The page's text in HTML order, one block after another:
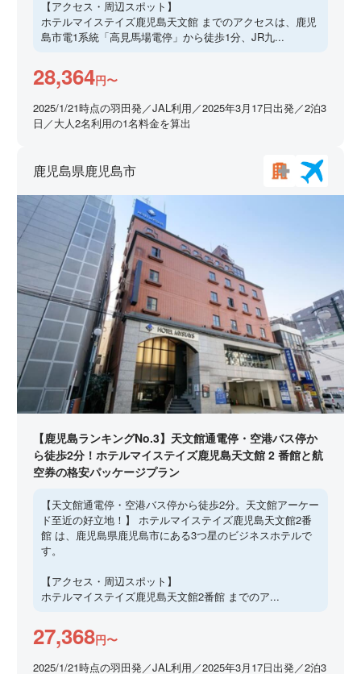
【アクセス・周辺スポット】
ホテルマイステイズ鹿児島天文館 までのアクセスは、鹿児
島市電1系統「高見馬場電停」から徒歩1分、JR九...
28,364円〜
2025/1/21時点の羽田発／JAL利用／2025年3月17日出発／2泊3
日／大人2名利用の1名料金を算出
鹿児島県鹿児島市
【鹿児島ランキングNo.3】天文館通電停・空港バス停か
ら徒歩2分！ホテルマイステイズ鹿児島天文館 2 番館と航
空券の格安パッケージプラン
【天文館通電停・空港バス停から徒歩2分。天文館アーケー
ド至近の好立地！】 ホテルマイステイズ鹿児島天文館2番
館 は、鹿児島県鹿児島市にある3つ星のビジネスホテルで
す。
【アクセス・周辺スポット】
ホテルマイステイズ鹿児島天文館2番館 までのア...
27,368円〜
2025/1/21時点の羽田発／JAL利用／2025年3月17日出発／2泊3